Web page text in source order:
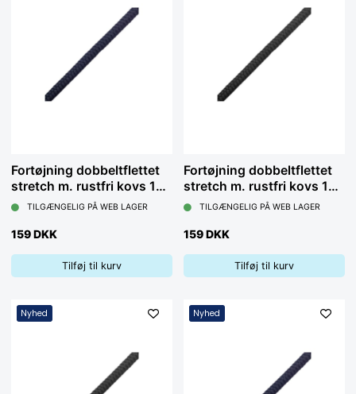
Fortøjning dobbeltflettet
stretch m. rustfri kovs 12
mm x 4 m, navy
TILGÆNGELIG PÅ WEB LAGER
159 DKK
Tilføj til kurv
Fortøjning dobbeltflettet
stretch m. rustfri kovs 12
mm x 4 m, sort
TILGÆNGELIG PÅ WEB LAGER
159 DKK
Tilføj til kurv
Nyhed Nyhed